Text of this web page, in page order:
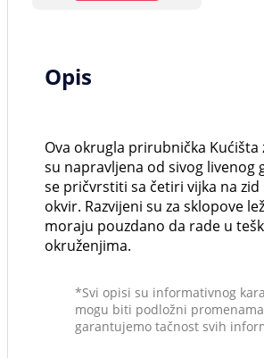
Opis
Ova okrugla prirubnička Kućišta
su napravljena od sivog livenog
se pričvrstiti sa četiri vijka na zid
okvir. Razvijeni su za sklopove
moraju pouzdano da rade u
okruženjima.
*Svi opisi su informativnog
mogu biti podložni
garantujemo tačnost svih